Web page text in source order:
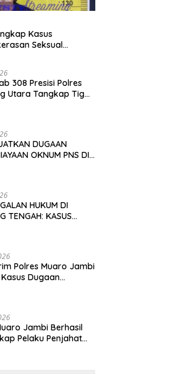
Kasus
Seksual
308 Presisi Polres
Utara Tangkap Tiga
DUGAAN
OKNUM PNS DI
KEADILAN!
HUKUM DI
TENGAH: KASUS
Polres Muaro Jambi
Dugaan
Jambi Berhasil
Pelaku Penjahat